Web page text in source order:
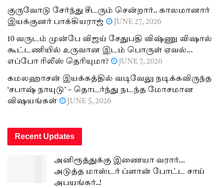
குருவோடு சேர்ந்து சீடரும் சென்றார்.. காலமானார்
இயக்குனர் பாக்கியராஜ்
JUNE 27, 2026
10 வருடம் முன்பே விஜய் சேதுபதி விஷ்ணு விஷால்
கூட்டணியில் உருவான இடம் பொருள் ஏவல்…
எப்போ ரிலீஸ் தெரியுமா?
JUNE 7, 2026
கமலஹாசன் இயக்கத்தில் வடிவேலு நடிக்கவிருந்த
‘சபாஷ் நாயுடு’ – தொடர்ந்து நடந்த மோசமான
விஷயங்கள்
JUNE 5, 2026
Recent Updates
அனிரூத்துக்கு இணையா வரார்…
அடுத்த மாஸ்டர் ப்ளான் போட்ட சாய்
அபயங்கர்..!